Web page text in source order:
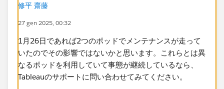
修平 齋藤
27 gen 2025, 00:32
1月26日であれば2つのポッドでメンテナンスが走って
いたのでその影響ではないかと思います。これらとは異
なるポッドを利用していて事態が継続しているなら、
Tableauのサポートに問い合わせてみてください。